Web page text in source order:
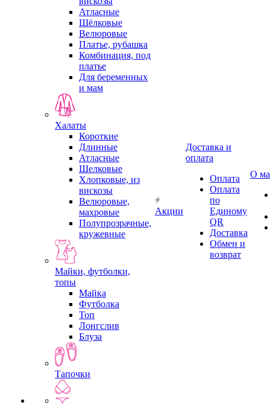
Атласные
Шёлковые
Велюровые
Платье, рубашка
Комбинация, под
платье
Для беременных
и мам
Халаты
Короткие
Длинные
Атласные
Шелковые
Хлопковые, из
вискозы
Велюровые,
махровые
Полупрозрачные,
кружевные
Майки, футболки,
топы
Майка
Футболка
Топ
Лонгслив
Блуза
Тапочки
Акции
Доставка и
оплата
Оплата
Оплата
по
Единому
QR
Доставка
Обмен и
возврат
О